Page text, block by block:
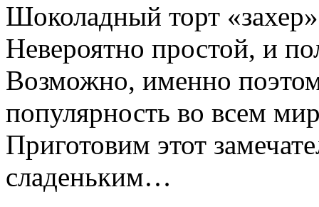
Шоколадный торт
Невероятно простой, и
Возможно, именно
популярность во всем
Приготовим этот
сладеньким…